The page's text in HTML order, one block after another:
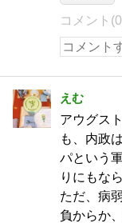
コメント
えむ
アウグス
も、内政
パという
りにもな
ただ、病
負からか